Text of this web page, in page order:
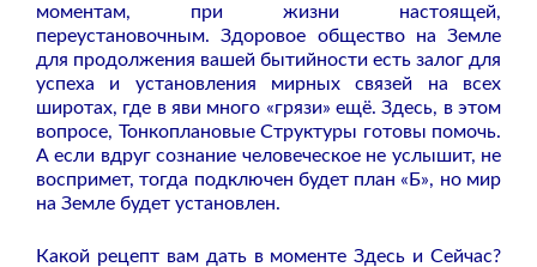
моментам, при жизни настоящей,
переустановочным. Здоровое общество на Земле
для продолжения вашей бытийности есть залог для
успеха и установления мирных связей на всех
широтах, где в яви много «грязи» ещё. Здесь, в этом
вопросе, Тонкоплановые Структуры готовы помочь.
А если вдруг сознание человеческое не услышит, не
воспримет, тогда подключен будет план «Б», но мир
на Земле будет установлен.
Какой рецепт вам дать в моменте Здесь и Сейчас?